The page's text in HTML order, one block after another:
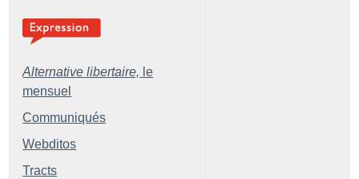
Alternative libertaire, le
mensuel
Communiqués
Webditos
Tracts